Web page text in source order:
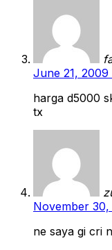
June 21, 2009
harga d5000
tx
November 30,
ne saya gi cri